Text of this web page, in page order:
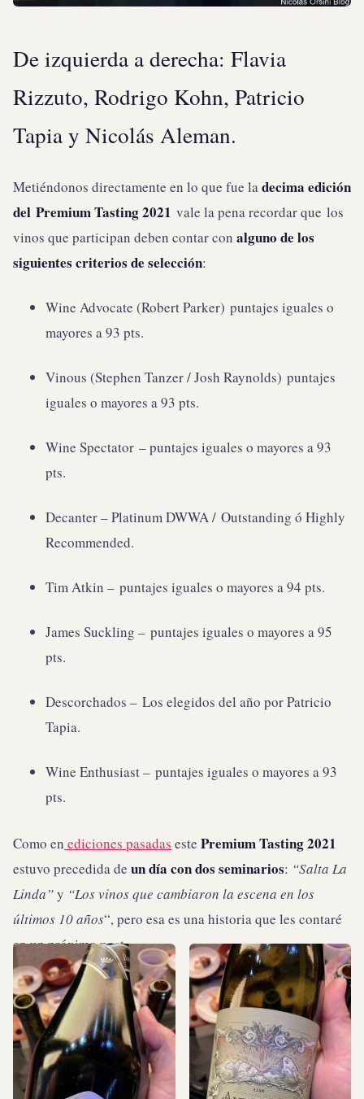
De izquierda a derecha: Flavia
Rizzuto, Rodrigo Kohn, Patricio
Tapia y Nicolás Aleman.
Metiéndonos directamente en lo que fue ladecima edición
del Premium Tasting 2021 vale la pena recordar que los
vinos que participan deben contar con alguno de los
siguientes criterios de selección:
Wine Advocate (Robert Parker) puntajes iguales o
mayores a 93 pts.
Vinous (Stephen Tanzer / Josh Raynolds) puntajes
iguales o mayores a 93 pts.
Wine Spectator – puntajes iguales o mayores a 93
pts.
Decanter – Platinum DWWA / Outstanding ó Highly
Recommended.
Tim Atkin – puntajes iguales o mayores a 94 pts.
James Suckling – puntajes iguales o mayores a 95
pts.
Descorchados – Los elegidos del año por Patricio
Tapia.
Wine Enthusiast – puntajes iguales o mayores a 93
pts.
Como en ediciones pasadas este Premium Tasting 2021
estuvo precedida de un día con dos seminarios: “Salta La
Linda”y “Los vinos que cambiaron la escena en los
últimos 10 años“, pero esa es una historia que les contaré
en un próximo post.